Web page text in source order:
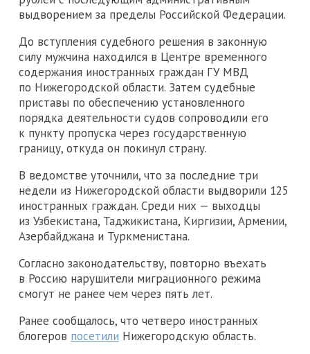
выдворением за пределы Российской Федерации.
До вступления судебного решения в законную
силу мужчина находился в Центре временного
содержания иностранных граждан ГУ МВД
по Нижегородской области. Затем судебные
приставы по обеспечению установленного
порядка деятельности судов сопроводили его
к пункту пропуска через государственную
границу, откуда он покинул страну.
В ведомстве уточнили, что за последние три
недели из Нижегородской области выдворили 125
иностранных граждан. Среди них — выходцы
из Узбекистана, Таджикистана, Киргизии, Армении,
Азербайджана и Туркменистана.
Согласно законодательству, повторно въехать
в Россию нарушители миграционного режима
смогут не ранее чем через пять лет.
Ранее сообщалось, что четверо иностранных
блогеров посетили Нижегородскую область.